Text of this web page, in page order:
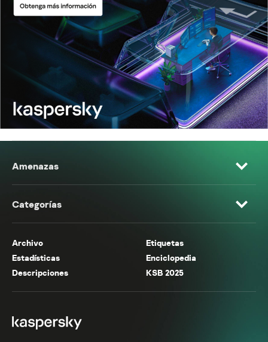
Amenazas
Categorías
Archivo
Etiquetas
Estadísticas
Enciclopedia
Descripciones
KSB 2025